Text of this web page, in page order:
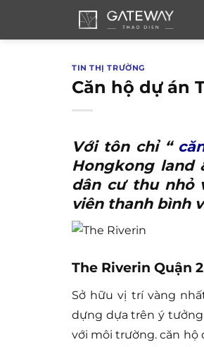
TIN THỊ TRƯỜNG
Căn hộ dự án
Với tôn chỉ “
Hongkong land
dân cư thu nhỏ
viên thanh bình
The Riverin Quận
Sở hữu vị trí vàng
dựng dựa trên ý
với môi trường. căn hộ